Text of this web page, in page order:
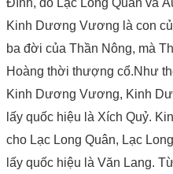
Đình, do Lạc Long Quân và
Kinh Dương Vương là con
ba đời của Thần Nông, mà
Hoàng thời thượng cổ.Như
Kinh Dương Vương, Kinh
lấy quốc hiệu là Xích Quỷ.
cho Lạc Long Quân, Lạc
lấy quốc hiệu là Văn Lang.